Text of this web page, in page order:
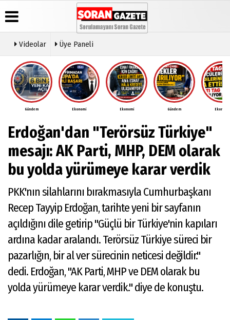
Üye Paneli
Haber
Arşivi
Haberleri
Anketler
Video
Galeri
Künye
İletişim
Çerez
Gizlilik
İlkeleri
Videolar Üye Paneli
Gündem Ekonomi Ekonomi Gündem Ekonomi
Erdoğan'dan "Terörsüz Türkiye"
mesajı: AK Parti, MHP, DEM olarak
bu yolda yürümeye karar verdik
PKK'nın silahlarını bırakmasıyla Cumhurbaşkanı
Recep Tayyip Erdoğan, tarihte yeni bir sayfanın
açıldığını dile getirip "Güçlü bir Türkiye'nin kapıları
ardına kadar aralandı. Terörsüz Türkiye süreci bir
pazarlığın, bir al ver sürecinin neticesi değildir."
dedi. Erdoğan, "AK Parti, MHP ve DEM olarak bu
yolda yürümeye karar verdik." diye de konuştu.